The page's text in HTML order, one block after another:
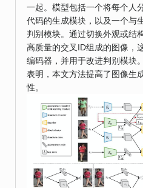
一起。模型包括一个将每个人
代码的生成模块，以及一个与
判别模块。通过切换外观或结
高质量的交叉ID组成的图像，
编码器，并用于改进判别模块
表明，本文方法提高了图像生
性。